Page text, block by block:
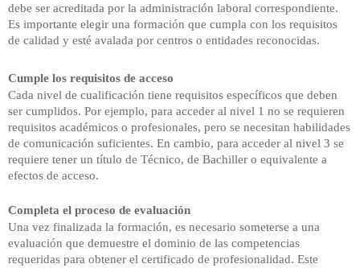
debe ser acreditada por la administración laboral correspondiente.
Es importante elegir una formación que cumpla con los requisitos
de calidad y esté avalada por centros o entidades reconocidas.
Cumple los requisitos de acceso
Cada nivel de cualificación tiene requisitos específicos que deben
ser cumplidos. Por ejemplo, para acceder al nivel 1 no se requieren
requisitos académicos o profesionales, pero se necesitan habilidades
de comunicación suficientes. En cambio, para acceder al nivel 3 se
requiere tener un título de Técnico, de Bachiller o equivalente a
efectos de acceso.
Completa el proceso de evaluación
Una vez finalizada la formación, es necesario someterse a una
evaluación que demuestre el dominio de las competencias
requeridas para obtener el certificado de profesionalidad. Este